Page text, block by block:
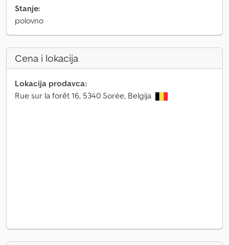
Stanje:
polovno
Cena i lokacija
Lokacija prodavca:
Rue sur la forêt 16, 5340 Sorée, Belgija